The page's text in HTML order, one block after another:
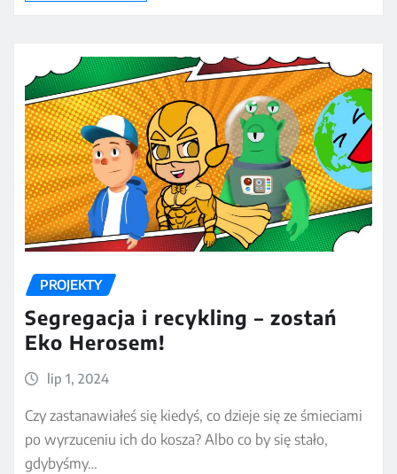
PROJEKTY
Segregacja i recykling – zostań
Eko Herosem!
lip 1, 2024
Czy zastanawiałeś się kiedyś, co dzieje się ze śmieciami
po wyrzuceniu ich do kosza? Albo co by się stało,
gdybyśmy…